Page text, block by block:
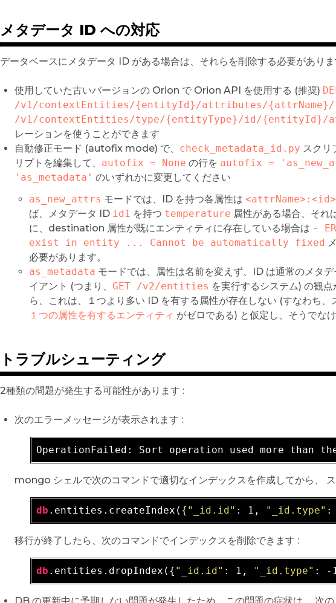
メタデータ ID への対応
データベースにメタデータ ID がある場合は、それらを削除する必要があり
使用していた古いバージョンの Orion で Orion API を使用する (推奨)
/v1/contextEntities/{entityId}/attributes/
/v1/contextEntities/type/{entityType}/id/{entityId}/
レーションを使うことができます
自動修正モード (autofix mode) で、 check_metadata_id.py スクリ
リプトを編集して、 autofix = None の行を autofix =
'as_metadata' のいずれかに変更してください
as_new_attrs モードでは、ID を持つ各属性は <attrName>:<id>
ば、メタデータ ID id1 を持つ temperature 属性がある場合、それ
に、destination 属性が既にエンティティに存在している場合は -
exist in entity ... Cannot be automatically fixed
必要があります。
as_metadata モードでは、属性は名前を変えず、ID は通常のメタ
イアント (つまり、 GET /v2/entities を実行するシステム) の観
ら、これは、１つより多い ID を有する属性が存在しない (すなわち、
１つの属性を有するエンティティ がゼロである) と仮定し、そうでな
トラブルシューティング
2種類の問題が発生する可能性があります :
次のエラーメッセージが表示されます :
OperationFailed: Sort operation used more than
mongo シェルで次のコマンドで適切なインデックスを作成してから、
db .entities.createIndex({ "_id.id" : 1, "_id.type" :
移行が終了したら、次のコマンドでインデックスを削除できます :
db .entities.dropIndex({ "_id.id" : 1, "_id.type" : -